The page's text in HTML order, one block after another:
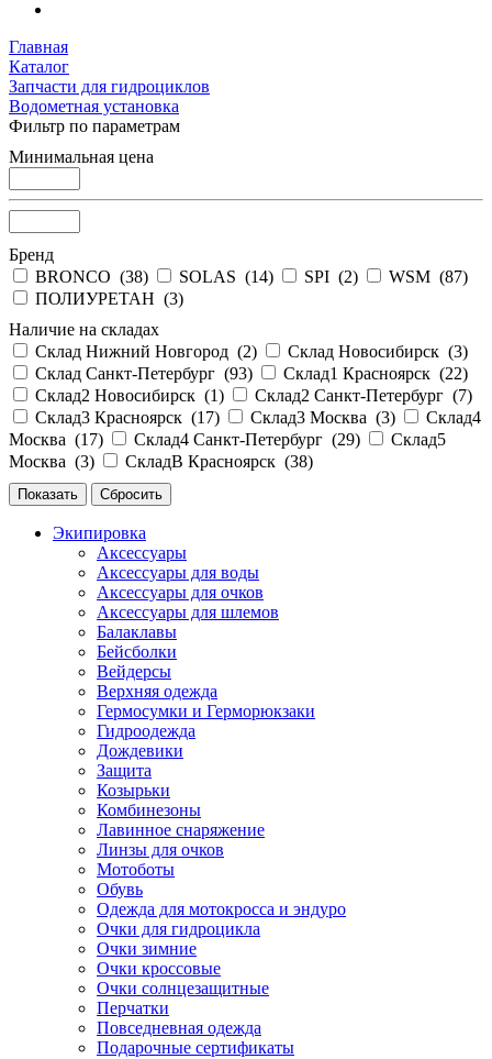
Главная
Каталог
Запчасти для гидроциклов
Водометная установка
Фильтр по параметрам
Минимальная цена
Бренд
BRONCO (38) SOLAS (14) SPI (2) WSM (87)
ПОЛИУРЕТАН (3)
Наличие на складах
Склад Нижний Новгород (2) Склад Новосибирск (3)
Склад Санкт-Петербург (93) Склад1 Красноярск (22)
Склад2 Новосибирск (1) Склад2 Санкт-Петербург (7)
Склад3 Красноярск (17) Склад3 Москва (3)
Склад4
Москва (17) Склад4 Санкт-Петербург (29)
Склад5
Москва (3) СкладВ Красноярск (38)
Экипировка
Аксессуары
Аксессуары для воды
Аксессуары для очков
Аксессуары для шлемов
Балаклавы
Бейсболки
Вейдерсы
Верхняя одежда
Гермосумки и Герморюкзаки
Гидроодежда
Дождевики
Защита
Козырьки
Комбинезоны
Лавинное снаряжение
Линзы для очков
Мотоботы
Обувь
Одежда для мотокросса и эндуро
Очки для гидроцикла
Очки зимние
Очки кроссовые
Очки солнцезащитные
Перчатки
Повседневная одежда
Подарочные сертификаты